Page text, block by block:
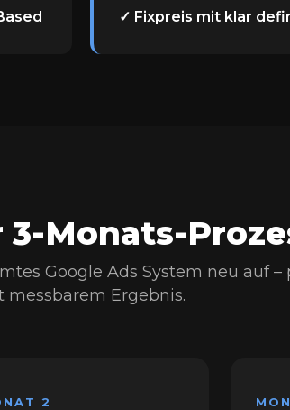
✓ Fixpreis mit klar
3-Monats-
Google Ads System neu auf
messbarem Ergebnis.
2